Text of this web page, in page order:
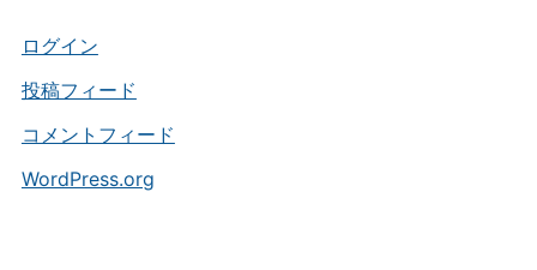
ー
ログイン
投稿フィード
コメントフィード
WordPress.org